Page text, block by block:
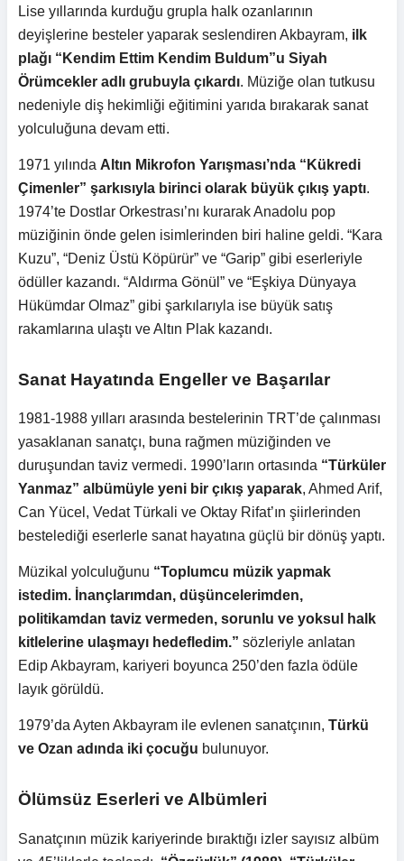
Lise yıllarında kurduğu grupla halk ozanlarının
deyişlerine besteler yaparak seslendiren Akbayram, ilk
plağı “Kendim Ettim Kendim Buldum”u Siyah
Örümcekler adlı grubuyla çıkardı. Müziğe olan tutkusu
nedeniyle diş hekimliği eğitimini yarıda bırakarak sanat
yolculuğuna devam etti.
1971 yılında Altın Mikrofon Yarışması’nda “Kükredi
Çimenler” şarkısıyla birinci olarak büyük çıkış yaptı.
1974’te Dostlar Orkestrası’nı kurarak Anadolu pop
müziğinin önde gelen isimlerinden biri haline geldi. “Kara
Kuzu”, “Deniz Üstü Köpürür” ve “Garip” gibi eserleriyle
ödüller kazandı. “Aldırma Gönül” ve “Eşkiya Dünyaya
Hükümdar Olmaz” gibi şarkılarıyla ise büyük satış
rakamlarına ulaştı ve Altın Plak kazandı.
Sanat Hayatında Engeller ve Başarılar
1981-1988 yılları arasında bestelerinin TRT’de çalınması
yasaklanan sanatçı, buna rağmen müziğinden ve
duruşundan taviz vermedi. 1990’ların ortasında “Türküler
Yanmaz” albümüyle yeni bir çıkış yaparak, Ahmed Arif,
Can Yücel, Vedat Türkali ve Oktay Rifat’ın şiirlerinden
bestelediği eserlerle sanat hayatına güçlü bir dönüş yaptı.
Müzikal yolculuğunu “Toplumcu müzik yapmak
istedim. İnançlarımdan, düşüncelerimden,
politikamdan taviz vermeden, sorunlu ve yoksul halk
kitlelerine ulaşmayı hedefledim.” sözleriyle anlatan
Edip Akbayram, kariyeri boyunca 250’den fazla ödüle
layık görüldü.
1979’da Ayten Akbayram ile evlenen sanatçının, Türkü
ve Ozan adında iki çocuğu bulunuyor.
Ölümsüz Eserleri ve Albümleri
Sanatçının müzik kariyerinde bıraktığı izler sayısız albüm